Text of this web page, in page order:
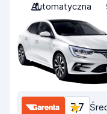
Automatyczna
7,7